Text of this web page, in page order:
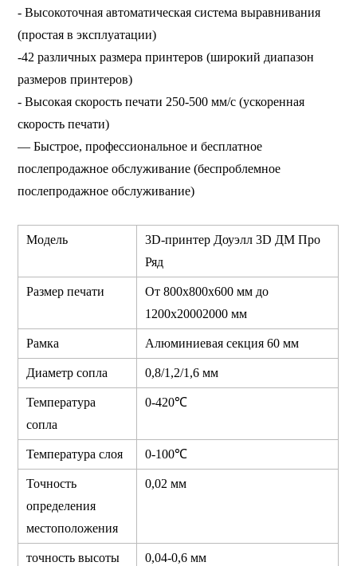
- Высокоточная автоматическая система выравнивания
(простая в эксплуатации)
-42 различных размера принтеров (широкий диапазон
размеров принтеров)
- Высокая скорость печати 250-500 мм/с (ускоренная
скорость печати)
— Быстрое, профессиональное и бесплатное
послепродажное обслуживание (беспроблемное
послепродажное обслуживание)
Модель
3D-принтер Доуэлл 3D ДМ Про
Ряд
Размер печати
От 800x800x600 мм до
1200х20002000 мм
Рамка Алюминиевая секция 60 мм
Диаметр сопла 0,8/1,2/1,6 мм
Температура
сопла
0-420℃
Температура слоя 0-100℃
Точность
определения
местоположения
0,02 мм
точность высоты 0,04-0,6 мм